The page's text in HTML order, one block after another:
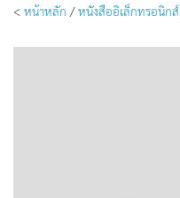
<หน้าหลัก /หนังสืออิเล็กทรอนิกส์